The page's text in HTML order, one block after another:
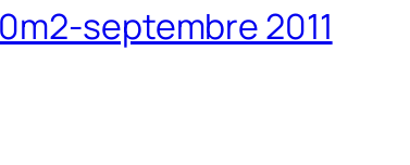
septembre 2011